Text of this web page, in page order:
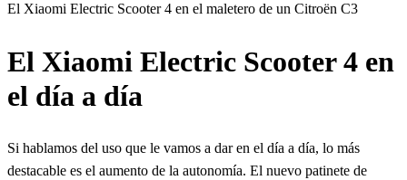
El Xiaomi Electric Scooter 4 en el maletero de un Citroën C3
El Xiaomi Electric Scooter 4 en
el día a día
Si hablamos del uso que le vamos a dar en el día a día, lo más
destacable es el aumento de la autonomía. El nuevo patinete de